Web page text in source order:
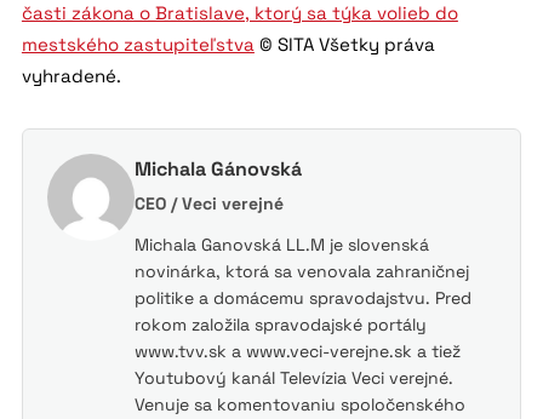
časti zákona o Bratislave, ktorý sa týka volieb do
mestského zastupiteľstva© SITA Všetky práva
vyhradené.
Michala Gánovská
CEO / Veci verejné
Michala Ganovská LL.M je slovenská
novinárka, ktorá sa venovala zahraničnej
politike a domácemu spravodajstvu. Pred
rokom založila spravodajské portály
www.tvv.sk a www.veci-verejne.sk a tiež
Youtubový kanál Televízia Veci verejné.
Venuje sa komentovaniu spoločenského